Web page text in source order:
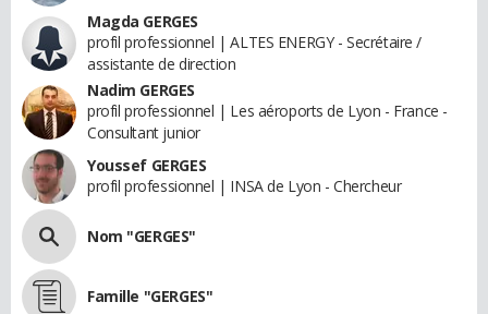
Magda GERGES
profil professionnel | ALTES ENERGY - Secrétaire /
assistante de direction
Nadim GERGES
profil professionnel | Les aéroports de Lyon - France -
Consultant junior
Youssef GERGES
profil professionnel | INSA de Lyon - Chercheur
Nom "GERGES"
Famille "GERGES"